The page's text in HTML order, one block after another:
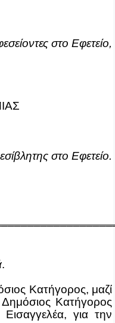
στο Εφετείο,
στο Εφετείο.
.
Κατήγορος, μαζί
Κατήγορος
Εισαγγελέα,για την